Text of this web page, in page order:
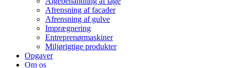
Afrensning af facader
Afrensning af gulve
Imprægnering
Entreprenørmaskiner
Miljørigtige produkter
Opgaver
Om os